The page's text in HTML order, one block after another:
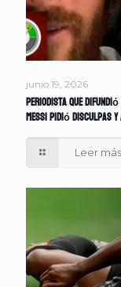
junio 19, 2026
Periodista que
Messi pidió disculpas
Leer más